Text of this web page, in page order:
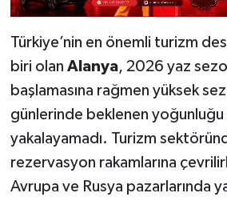
Türkiye’nin en önemli turizm
biri olan Alanya, 2026 yaz
başlamasına rağmen yüksek
günlerinde beklenen yoğunluğu
yakalayamadı. Turizm
rezervasyon rakamlarına
Avrupa ve Rusya pazarlarında